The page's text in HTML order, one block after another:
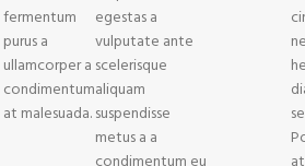
fermentum
purus a
ullamcorper a
condimentum
at malesuada.
egestas a
vulputate ante
scelerisque
aliquam
suspendisse
metus a a